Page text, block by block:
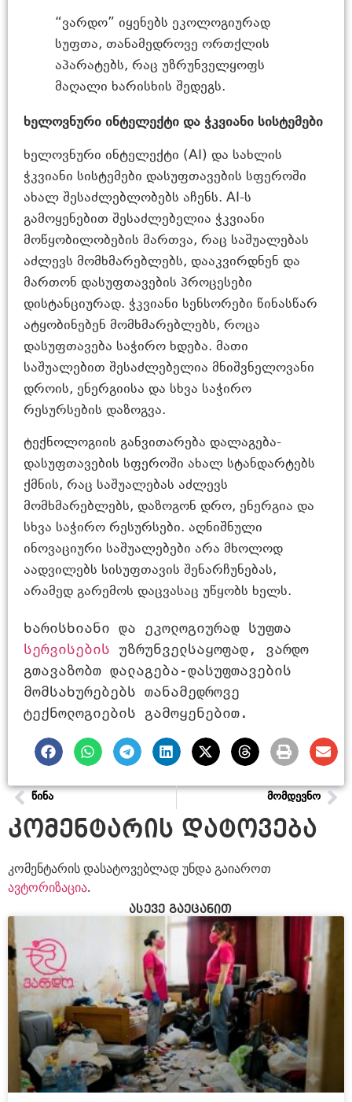
“ვარდო” იყენებს ეკოლოგიურად
სუფთა, თანამედროვე ორთქლის
აპარატებს, რაც უზრუნველყოფს
მაღალი ხარისხის შედეგს.
ხელოვნური ინტელექტი და ჭკვიანი სისტემები
ხელოვნური ინტელექტი (AI) და სახლის
ჭკვიანი სისტემები დასუფთავების სფეროში
ახალ შესაძლებლობებს აჩენს. AI-ს
გამოყენებით შესაძლებელია ჭკვიანი
მოწყობილობების მართვა, რაც საშუალებას
აძლევს მომხმარებლებს, დააკვირდნენ და
მართონ დასუფთავების პროცესები
დისტანციურად. ჭკვიანი სენსორები წინასწარ
ატყობინებენ მომხმარებლებს, როცა
დასუფთავება საჭირო ხდება. მათი
საშუალებით შესაძლებელია მნიშვნელოვანი
დროის, ენერგიისა და სხვა საჭირო
რესურსების დაზოგვა.
ტექნოლოგიის განვითარება დალაგება-
დასუფთავების სფეროში ახალ სტანდარტებს
ქმნის, რაც საშუალებას აძლევს
მომხმარებლებს, დაზოგონ დრო, ენერგია და
სხვა საჭირო რესურსები. აღნიშნული
ინოვაციური საშუალებები არა მხოლოდ
აადვილებს სისუფთავის შენარჩუნებას,
არამედ გარემოს დაცვასაც უწყობს ხელს.
სერვისების უზრუნველსაყოფად, ვარდო
გთავაზობთ დალაგება-დასუფთავების
მომსახურებებს თანამედროვე
ტექნოლოგიების გამოყენებით.
ᲬᲘᲜᲐ ᲛᲝᲛᲓᲔᲕᲜᲝ
კომენტარის დატოვება
კომენტარის დასატოვებლად უნდა გაიაროთ
ავტორიზაცია.
ასევე გაეცანით